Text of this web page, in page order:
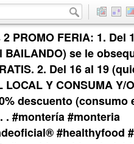
PROMO FERIA: 1. Del
se le
2. Del 16 al 19
Y CONSUMA Y/
descuento (consumo
. #montería #monteria
#healthyfood